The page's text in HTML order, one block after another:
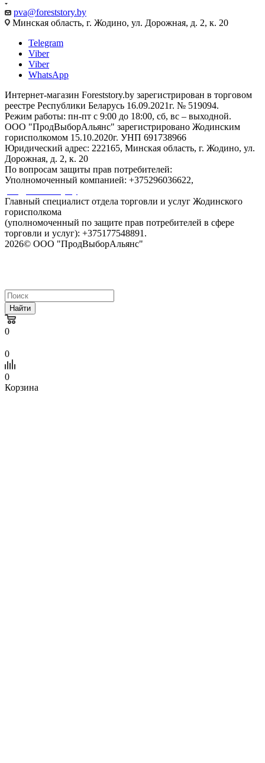
pva@foreststory.by
Минская область, г. Жодино, ул. Дорожная, д. 2, к. 20
Telegram
Viber
Viber
WhatsApp
Интернет-магазин Foreststory.by зарегистрирован в торговом
реестре Республики Беларусь 16.09.2021г. № 519094.
Режим работы: пн-пт с 9:00 до 18:00, сб, вс – выходной.
ООО "ПродВыборАльянс" зарегистрировано Жодинским
горисполкомом 15.10.2020г. УНП 691738966
Юридический адрес: 222165, Минская область, г. Жодино, ул.
Дорожная, д. 2, к. 20
По вопросам защиты прав потребителей:
Уполномоченный компанией: +375296036622,
Главный специалист отдела торговли и услуг Жодинского
горисполкома
(уполномоченный по защите прав потребителей в сфере
торговли и услуг): +375177548891.
2026© ООО "ПродВыборАльянс"
Найти
0
0
0
Корзина